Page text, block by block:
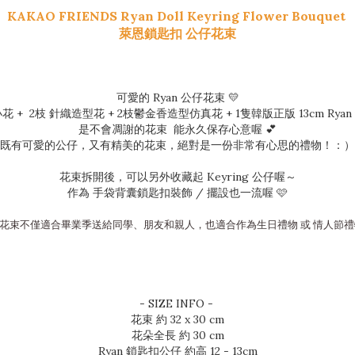
KAKAO FRIENDS Ryan Doll Keyring Flower Bouquet
萊恩鎖匙扣 公仔花束
可愛的 Ryan 公仔花束 💛
+ 2枝 針織造型花 + 2枝鬱金香造型仿真花 + 1隻韓版正版 13cm
是不會凋謝的花束  能永久保存心意喔 💕
既有可愛的公仔，又有精美的花束，絕對是一份非常有心思的禮物！：）
花束拆開後，可以另外收藏起 Keyring 公仔喔～
作為 手袋背囊鎖匙扣裝飾 / 擺設也一流喔 🩷
束不僅適合畢業季送給同學、朋友和親人，也適合作為生日禮物 或 情人節
- SIZE INFO -
花束 約 32 x 30 cm
花朵全長 約 30 cm
Ryan 鎖匙扣公仔 約高 12 - 13cm